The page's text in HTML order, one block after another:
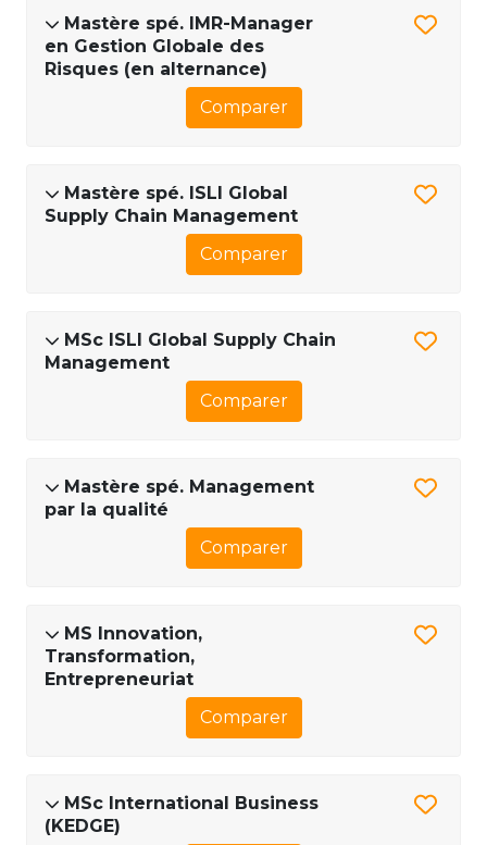
Mastère spé. IMR-Manager
en Gestion Globale des
Risques (en alternance)
Comparer
Mastère spé. ISLI Global
Supply Chain Management
Comparer
MSc ISLI Global Supply Chain
Management
Comparer
Mastère spé. Management
par la qualité
Comparer
MS Innovation,
Transformation,
Entrepreneuriat
Comparer
MSc International Business
(KEDGE)